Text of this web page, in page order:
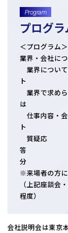
株式会社コーポ
株式会社日本ク
株式会社日本ク
企業情報
企業理念 グ
グループ企業一
Program
プログ
＜プログラム＞
業界・会社に
業界につい
ト
業界で求め
は
仕事内容・
ト
質疑応
分
※来場者の方に
（上記座談会
程度）
会社説明会は東京